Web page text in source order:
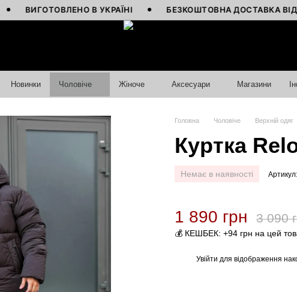
ВИГОТОВЛЕНО В УКРАЇНІ БЕЗКОШТОВНА ДОСТАВКА ВІД 4000
Новинки Чоловіче Жіноче Аксесуари Магазини
Головна Чоловіче Верхній одяг
Куртка
Немає в наявності
1 890 грн 3 090
💰 КЕШБЕК: +94 грн на цей
Увійти для відображення